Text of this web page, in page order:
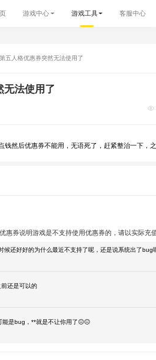
游戏中心 游戏工具 客服中心
第五人格优惠券突然无法使用了
无法使用了
钱然后优惠券不能用，无语死了，赶紧整治一下，
惠券说明游戏是不支持使用优惠券的，请以实际充
候还好好的为什么最近不支持了呢，还是说系统出了bug
还是可以的
能是bug，**就是不让你用了😐😐